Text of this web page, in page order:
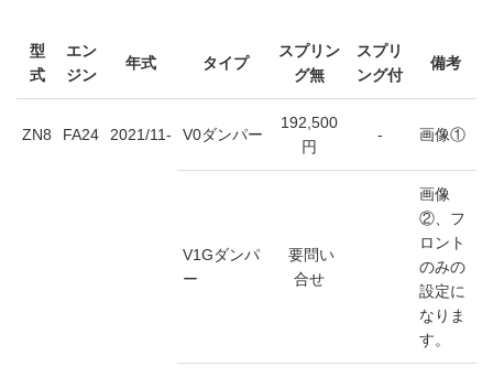
型
式
エン
ジン
年式 タイプ
スプリン
グ無
スプリ
ング付
備考
ZN8 FA24 2021/11- V0ダンパー
192,500
円
- 画像①
V1Gダンパ
ー
要問い
合せ
画像
②、フ
ロント
のみの
設定に
なりま
す。